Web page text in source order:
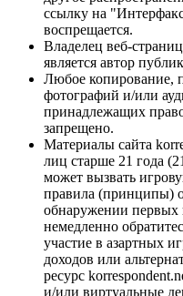
ссылку на
воспрещается.
Владелец веб-
является автор
Любое копирование,
фотографий и/или
принадлежащих
запрещено.
Материалы сайта
лиц старше 21 года
может вызвать
правила (принципы)
обнаружении первых
немедленно
участие в азартных
доходов или
ресурс
и/или виртуальные